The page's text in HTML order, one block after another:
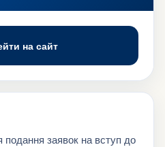
на сайт
заявок на вступ до